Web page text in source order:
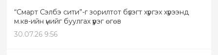
“Смарт Сэлбэ сити”-г зорилтот бүлэгт хүргэх хүрээнд
м.кв-ийн үнийг буулгах үүрэг өгөв
30.07.26 9:56